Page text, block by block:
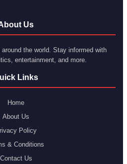
Us
the world. Stay informed with
entertainment, and more.
Links
Home
About Us
Policy
& Conditions
Contact Us